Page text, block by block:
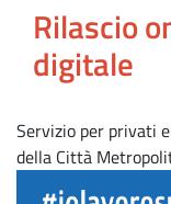
Rilascio
digitale
Servizio per privati
della Città